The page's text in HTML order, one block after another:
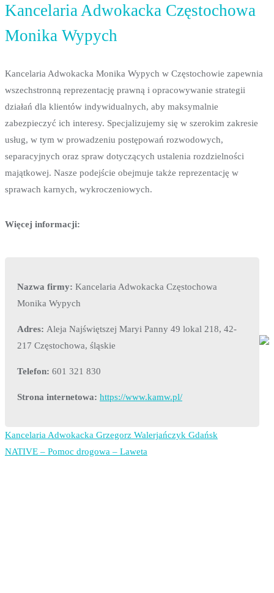
Kancelaria Adwokacka Częstochowa
Monika Wypych
Kancelaria Adwokacka Monika Wypych w Częstochowie zapewnia
wszechstronną reprezentację prawną i opracowywanie strategii
działań dla klientów indywidualnych, aby maksymalnie
zabezpieczyć ich interesy. Specjalizujemy się w szerokim zakresie
usług, w tym w prowadzeniu postępowań rozwodowych,
separacyjnych oraz spraw dotyczących ustalenia rozdzielności
majątkowej. Nasze podejście obejmuje także reprezentację w
sprawach karnych, wykroczeniowych.
Więcej informacji:
Nazwa firmy: Kancelaria Adwokacka Częstochowa
Monika Wypych
Adres: Aleja Najświętszej Maryi Panny 49 lokal 218, 42-
217 Częstochowa, śląskie
Telefon: 601 321 830
Strona internetowa: https://www.kamw.pl/
Nawigacja
Kancelaria Adwokacka Grzegorz Walerjańczyk Gdańsk
NATIVE – Pomoc drogowa – Laweta